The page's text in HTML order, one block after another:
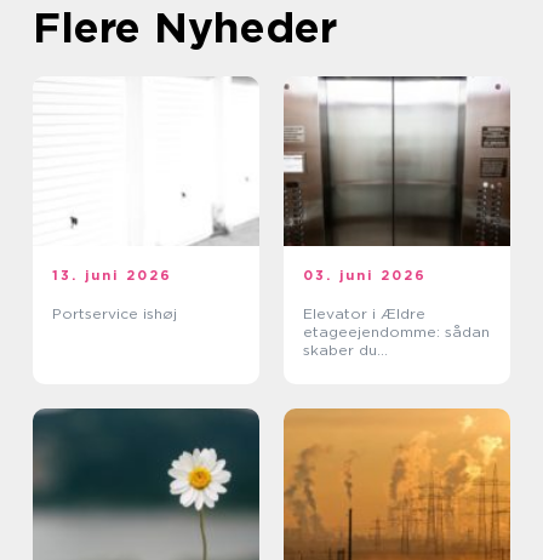
Flere Nyheder
13. juni 2026
Portservice ishøj
03. juni 2026
Elevator i Ældre
etageejendomme: sådan
skaber du